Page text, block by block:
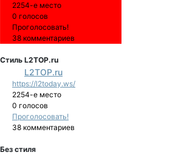
2254-е место
0 голосов
Проголосовать!
38 комментариев
Стиль L2TOP.ru
L2TOP.ru
https://l2today.ws/
2254-е место
0 голосов
Проголосовать!
38 комментариев
Без стиля